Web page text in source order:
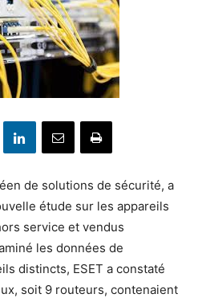
de solutions de sécurité, a
étude sur les appareils
service et vendus
les données de
distincts, ESET a constaté
soit 9 routeurs, contenaient